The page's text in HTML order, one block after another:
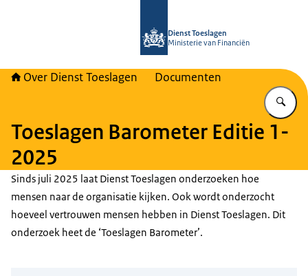
Dienst Toeslagen
Ministerie van Financiën
Over Dienst Toeslagen Documenten
Toeslagen Barometer Editie 1-
2025
Sinds juli 2025 laat Dienst Toeslagen onderzoeken hoe
mensen naar de organisatie kijken. Ook wordt onderzocht
hoeveel vertrouwen mensen hebben in Dienst Toeslagen. Dit
onderzoek heet de ‘Toeslagen Barometer’.